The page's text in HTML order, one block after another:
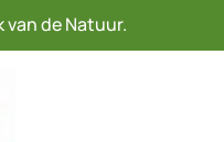
van de Natuur.